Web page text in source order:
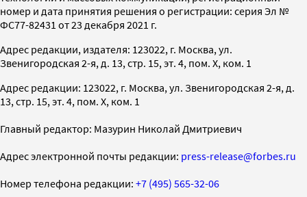
номер и дата принятия решения о регистрации: серия Эл №
ФС77-82431 от 23 декабря 2021 г.
Адрес редакции, издателя: 123022, г. Москва, ул.
Звенигородская 2-я, д. 13, стр. 15, эт. 4, пом. X, ком. 1
Адрес редакции: 123022, г. Москва, ул. Звенигородская 2-я, д.
13, стр. 15, эт. 4, пом. X, ком. 1
Главный редактор: Мазурин Николай Дмитриевич
Адрес электронной почты редакции: press-release@forbes.ru
Номер телефона редакции: +7 (495) 565-32-06